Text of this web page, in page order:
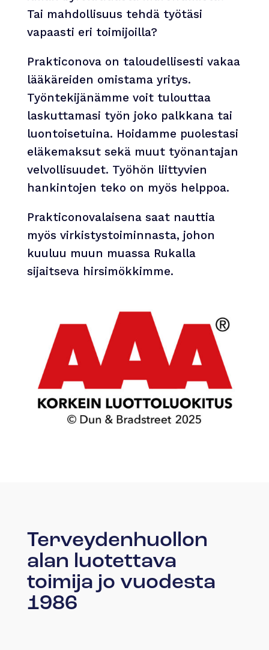
Tai mahdollisuus tehdä työtäsi
vapaasti eri toimijoilla?
Prakticonova on taloudellisesti vakaa
lääkäreiden omistama yritys.
Työntekijänämme voit tulouttaa
laskuttamasi työn joko palkkana tai
luontoisetuina. Hoidamme puolestasi
eläkemaksut sekä muut työnantajan
velvollisuudet. Työhön liittyvien
hankintojen teko on myös helppoa.
Prakticonovalaisena saat nauttia
myös virkistystoiminnasta, johon
kuuluu muun muassa Rukalla
sijaitseva hirsimökkimme.
Terveydenhuollon
alan luotettava
toimija jo vuodesta
1986